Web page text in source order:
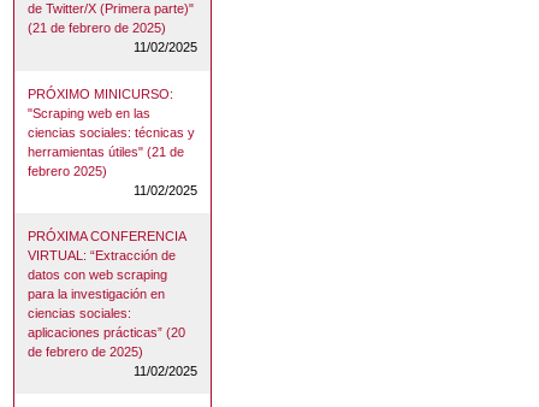
de Twitter/X (Primera parte)"
(21 de febrero de 2025)
11/02/2025
PRÓXIMO MINICURSO:
"Scraping web en las
ciencias sociales: técnicas y
herramientas útiles" (21 de
febrero 2025)
11/02/2025
PRÓXIMA CONFERENCIA
VIRTUAL: “Extracción de
datos con web scraping
para la investigación en
ciencias sociales:
aplicaciones prácticas” (20
de febrero de 2025)
11/02/2025